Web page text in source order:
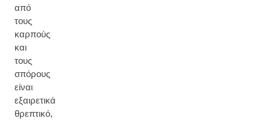
από
τους
καρπούς
και
τους
σπόρους
είναι
εξαιρετικά
θρεπτικό,